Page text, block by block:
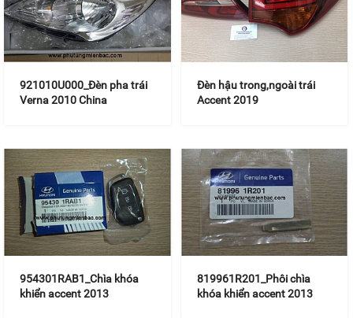
921010U000_Đèn pha trái
Verna 2010 China
Đèn hậu trong,ngoài trái
Accent 2019
954301RAB1_Chìa khóa
khiển accent 2013
819961R201_Phôi chìa
khóa khiển accent 2013